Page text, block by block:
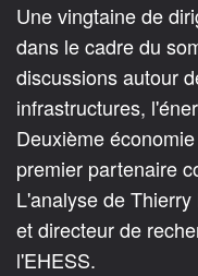
Une vingtaine de
dans le cadre du
discussions autour
infrastructures,
Deuxième
premier partenaire
L'analyse de
et directeur de
l'EHESS.